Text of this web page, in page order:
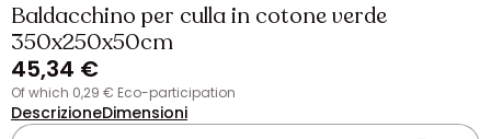
Baldacchino per culla in cotone verde
350x250x50cm
45,34 €
of which 0,29 € Eco-participation
DescrizioneDimensioni